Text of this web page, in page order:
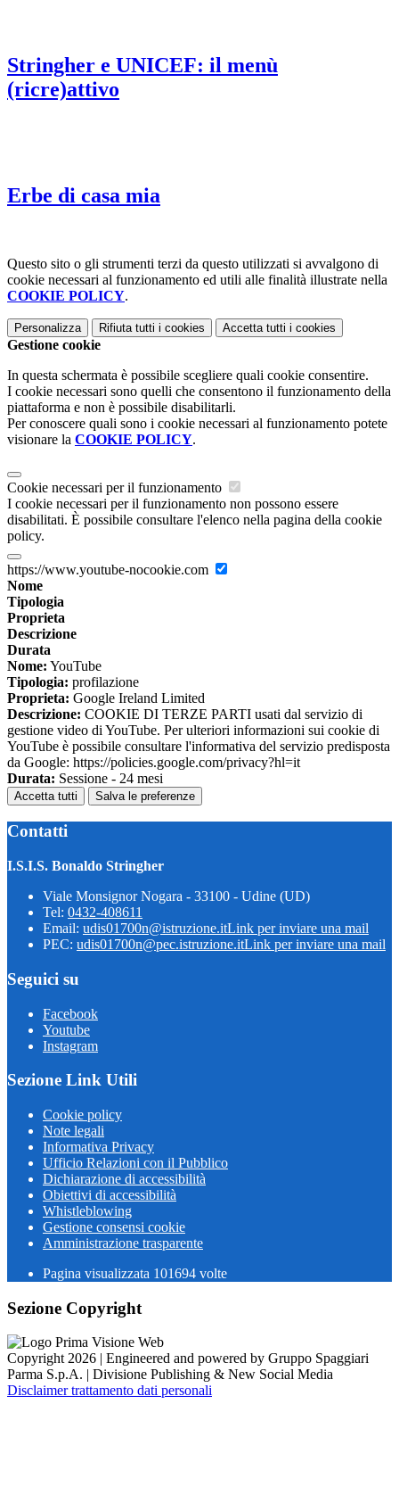
Stringher e UNICEF: il menù
(ricre)attivo
Erbe di casa mia
Questo sito o gli strumenti terzi da questo utilizzati si avvalgono di
cookie necessari al funzionamento ed utili alle finalità illustrate nella
COOKIE POLICY.
Personalizza Rifiuta tutti i cookies Accetta tutti i cookies
Gestione cookie
In questa schermata è possibile scegliere quali cookie consentire.
I cookie necessari sono quelli che consentono il funzionamento della
piattaforma e non è possibile disabilitarli.
Per conoscere quali sono i cookie necessari al funzionamento potete
visionare la COOKIE POLICY.
Cookie necessari per il funzionamento
I cookie necessari per il funzionamento non possono essere
disabilitati. È possibile consultare l'elenco nella pagina della cookie
policy.
https://www.youtube-nocookie.com
Nome
Tipologia
Proprieta
Descrizione
Durata
Nome: YouTube
Tipologia: profilazione
Proprieta: Google Ireland Limited
Descrizione: COOKIE DI TERZE PARTI usati dal servizio di
gestione video di YouTube. Per ulteriori informazioni sui cookie di
YouTube è possibile consultare l'informativa del servizio predisposta
da Google: https://policies.google.com/privacy?hl=it
Durata: Sessione - 24 mesi
Accetta tutti Salva le preferenze
Contatti
I.S.I.S. Bonaldo Stringher
Viale Monsignor Nogara - 33100 - Udine (UD)
Tel: 0432-408611
Email: udis01700n@istruzione.itLink per inviare una mail
PEC: udis01700n@pec.istruzione.itLink per inviare una mail
Seguici su
Facebook
Youtube
Instagram
Sezione Link Utili
Cookie policy
Note legali
Informativa Privacy
Ufficio Relazioni con il Pubblico
Dichiarazione di accessibilità
Obiettivi di accessibilità
Whistleblowing
Gestione consensi cookie
Amministrazione trasparente
Pagina visualizzata 101694 volte
Sezione Copyright
Copyright 2026 | Engineered and powered by Gruppo Spaggiari
Parma S.p.A. | Divisione Publishing & New Social Media
Disclaimer trattamento dati personali